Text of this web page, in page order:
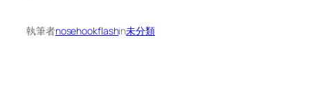
執筆者nosehookflashin未分類